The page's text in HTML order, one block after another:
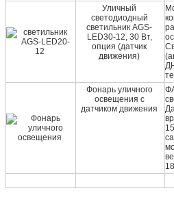
Уличный
светодиодный
светильник AGS-
LED30-12, 30 Вт,
опция (датчик
движения)
Фонарь уличного
освещения с
датчиком движения